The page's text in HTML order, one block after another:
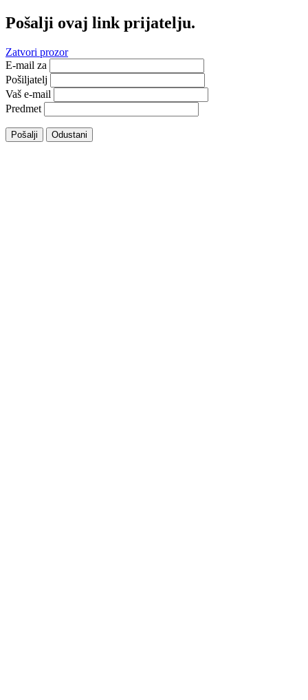
Pošalji ovaj link prijatelju.
Zatvori prozor
E-mail za
Pošiljatelj
Vaš e-mail
Predmet
Pošalji Odustani